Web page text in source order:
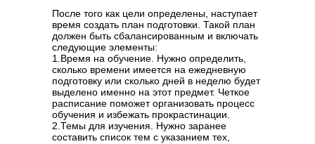
После того как цели определены, наступает
время создать план подготовки. Такой план
должен быть сбалансированным и включать
следующие элементы:
1.Время на обучение. Нужно определить,
сколько времени имеется на ежедневную
подготовку или сколько дней в неделю будет
выделено именно на этот предмет. Четкое
расписание поможет организовать процесс
обучения и избежать прокрастинации.
2.Темы для изучения. Нужно заранее
составить список тем с указанием тех,